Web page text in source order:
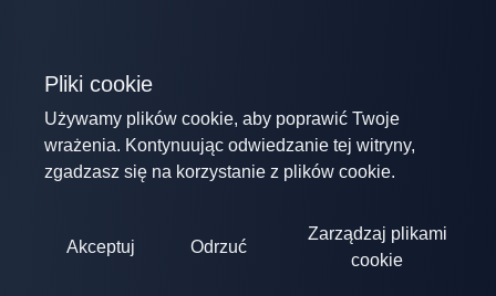
Pliki cookie
Używamy plików cookie, aby poprawić Twoje
wrażenia. Kontynuując odwiedzanie tej witryny,
zgadzasz się na korzystanie z plików cookie.
Akceptuj Odrzuć
Zarządzaj plikami
cookie